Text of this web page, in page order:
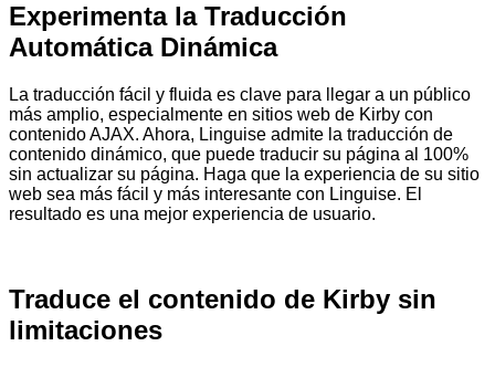
Experimenta la Traducción
Automática Dinámica
La traducción fácil y fluida es clave para llegar a un público
más amplio, especialmente en sitios web de Kirby con
contenido AJAX. Ahora, Linguise admite la traducción de
contenido dinámico, que puede traducir su página al 100%
sin actualizar su página. Haga que la experiencia de su sitio
web sea más fácil y más interesante con Linguise. El
resultado es una mejor experiencia de usuario.
Traduce el contenido de Kirby sin
limitaciones